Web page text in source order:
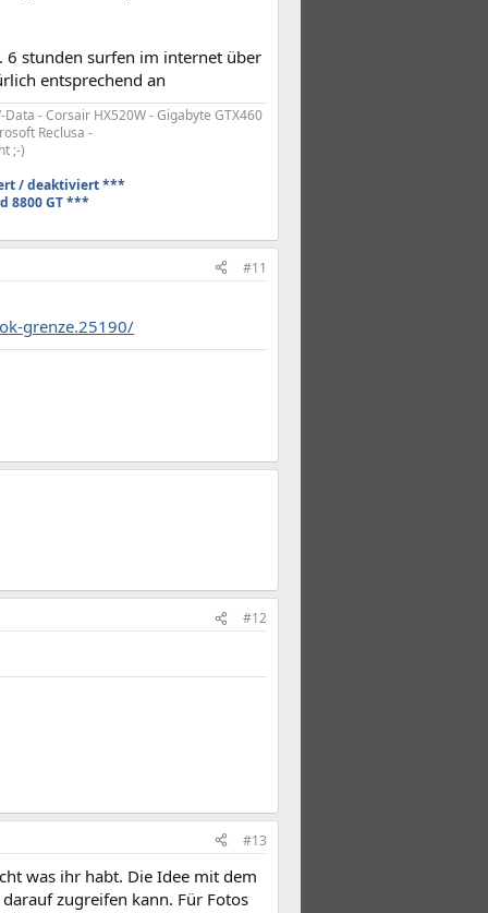
6 stunden surfen im internet über
entsprechend an
Data - Corsair HX520W - Gigabyte GTX460
Reclusa -
;-)
/ deaktiviert ***
8800 GT ***
#11
grenze.25190/
#12
#13
was ihr habt. Die Idee mit dem
zugreifen kann. Für Fotos